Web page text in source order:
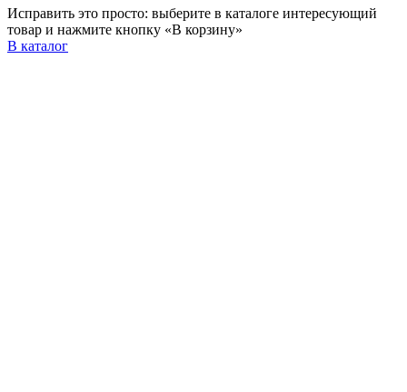
Исправить это просто: выберите в каталоге интересующий
товар и нажмите кнопку «В корзину»
В каталог